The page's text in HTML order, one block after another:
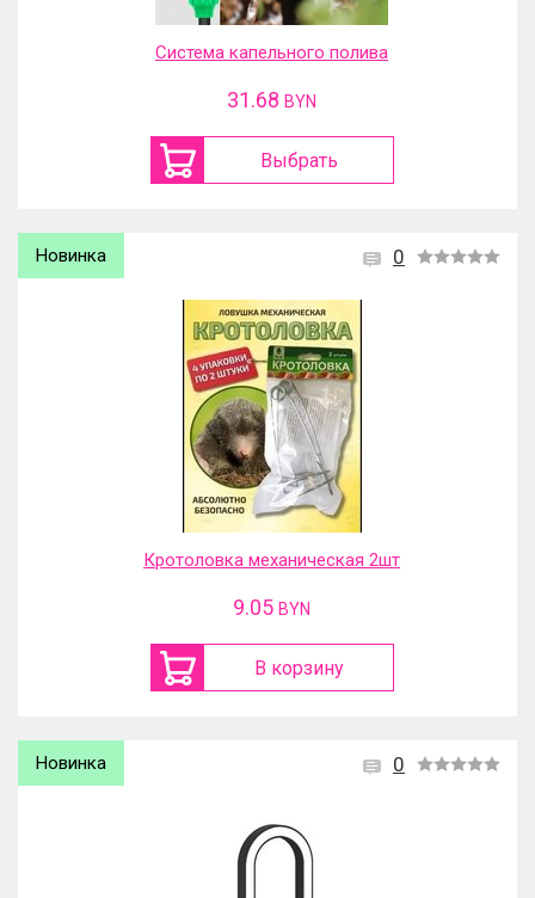
Система капельного полива
31.68 BYN
Выбрать
0
Новинка
Кротоловка механическая 2шт
9.05 BYN
В корзину
0
Новинка